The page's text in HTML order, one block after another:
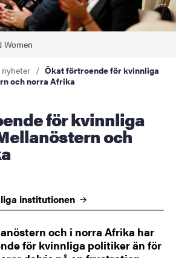
Women
Ökat förtroende för kvinnliga
och norra Afrika
och
institutionen
och i norra Afrika har
för kvinnliga politiker än för